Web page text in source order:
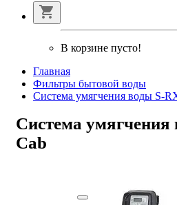
В корзине пусто!
Главная
Фильтры бытовой воды
Система умягчения воды S-
Система умягчения
Cab